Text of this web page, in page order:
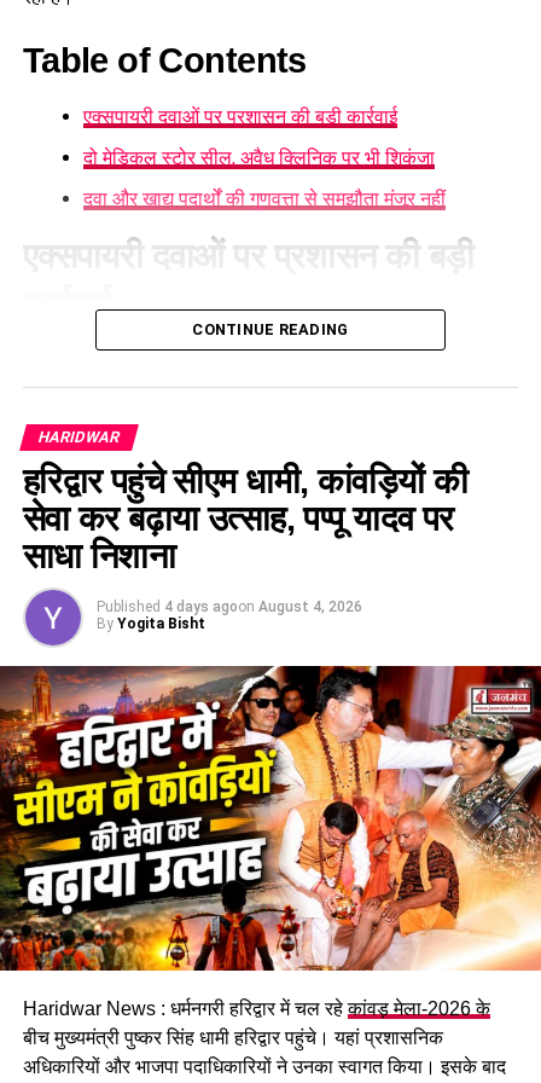
Table of Contents
एक्सपायरी दवाओं पर प्रशासन की बड़ी कार्रवाई
दो मेडिकल स्टोर सील, अवैध क्लिनिक पर भी शिकंजा
दवा और खाद्य पदार्थों की गुणवत्ता से समझौता मंजूर नहीं
एक्सपायरी दवाओं पर प्रशासन की बड़ी
कार्रवाई
में एक्सपायरी दवाओं पर प्रशासन की बड़ी कार्रवाई देखने को मिली
है। लगातार जिले के मेडिकल स्टोर और खाद्य प्रतिष्ठानों का निरीक्षण
स्टोरों की जांच की गई, जहां दो दुकानों में गंभीर अनियमितताएं मिलने पर
उन्हें तत्काल बंद कर नोटिस जारी किया गया।
दो मेडिकल स्टोर सील, अवैध क्लिनिक पर
भी शिकंजा
निरीक्षण के दौरान कई मेडिकल स्टोरों में एक्सपायरी दवाओं को नियमानुसार
अलग नहीं रखा गया था और उन पर आवश्यक चेतावनी चिन्ह भी नहीं लगाए
होता मिला, जिस पर भी संबंधित विभाग द्वारा कार्रवाई की संस्तुति की गई है।
CONTINUE READING
HARIDWAR
हरिद्वार पहुंचे सीएम धामी, कांवड़ियों की
सेवा कर बढ़ाया उत्साह, पप्पू यादव पर
साधा निशाना
Published 4 days agoon August 4, 2026
By Yogita Bisht
Haridwar News : धर्मनगरी हरिद्वार में चल रहेकांवड़ मेला-2026 के
बीच मुख्यमंत्री पुष्कर सिंह धामी हरिद्वार पहुंचे। यहां प्रशासनिक
अधिकारियों और भाजपा पदाधिकारियों ने उनका स्वागत किया। इसके बाद